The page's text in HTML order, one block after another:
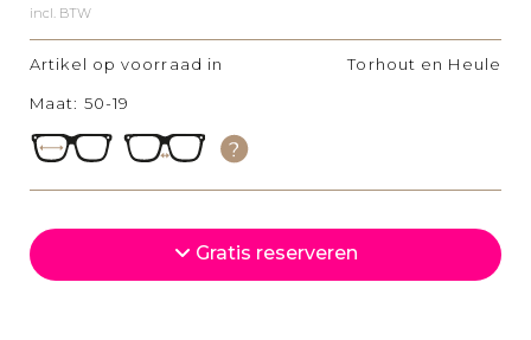
incl. BTW
Artikel op voorraad in Torhout en Heule
Maat: 50-19
Gratis reserveren